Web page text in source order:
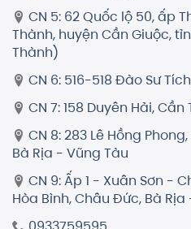
CN 5: 62 Quốc lộ 50, ấp
Thành, huyện Cần Giuộc,
Thành)
CN 6: 516-518 Đào Sư
CN 7: 158 Duyên Hải, Cần
CN 8: 283 Lê Hồng
Bà Rịa - Vũng Tàu
CN 9: Ấp 1 - Xuân Sơn -
Hòa Bình, Châu Đức, Bà